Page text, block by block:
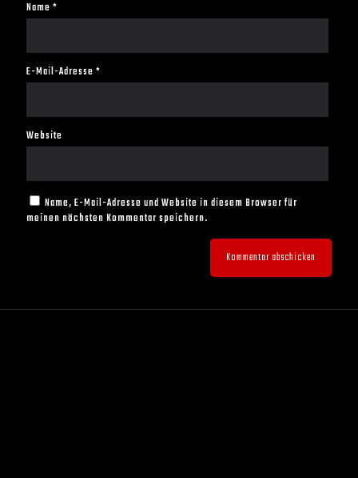
Name *
E-Mail-Adresse *
Website
Name, E-Mail-Adresse und Website in diesem Browser für
meinen nächsten Kommentar speichern.